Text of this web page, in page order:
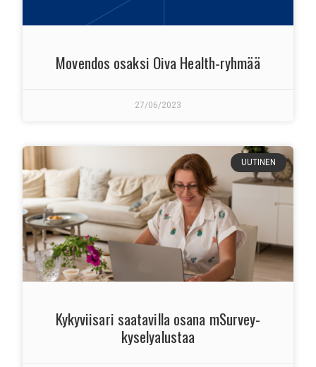
Movendos osaksi Oiva Health-ryhmää
27/06/2023
UUTINEN
Kykyviisari saatavilla osana mSurvey-
kyselyalustaa